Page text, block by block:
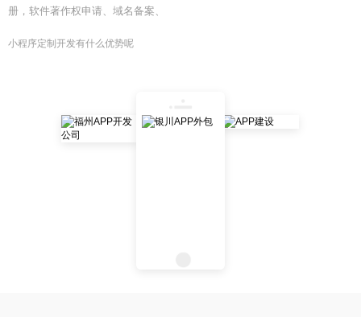
册，软件著作权申请、域名备案、
小程序定制开发有什么优势呢